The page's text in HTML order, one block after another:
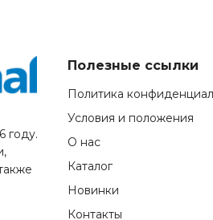
году.
Полезные ссылки
Политика
Условия и положения
О нас
Каталог
Новинки
Контакты